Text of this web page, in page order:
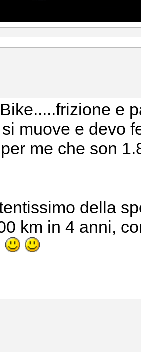
e
muove e devo
me che son
della
km in 4 anni,